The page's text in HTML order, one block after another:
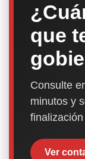
que
Consulte
minutos y
Ver